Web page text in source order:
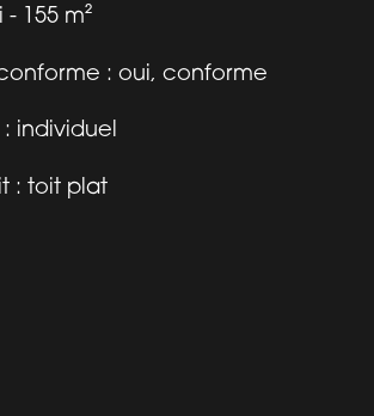
155 m²
: oui, conforme
individuel
: toit plat